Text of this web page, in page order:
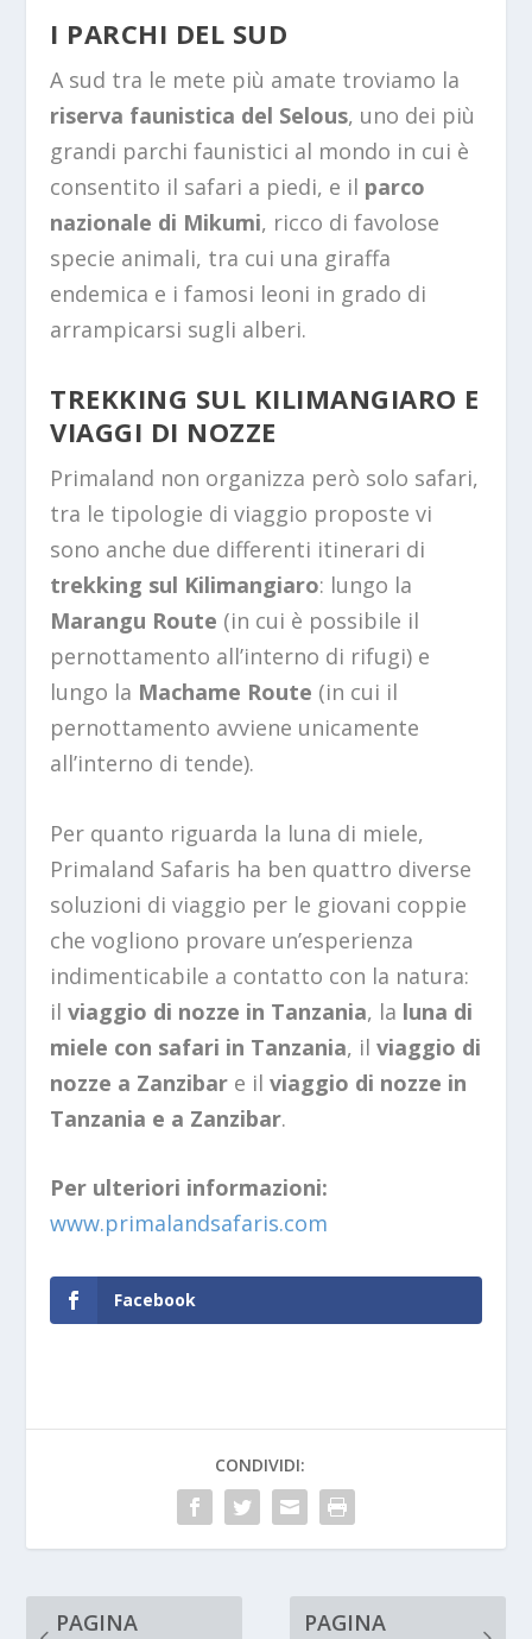
I PARCHI DEL SUD
A sud tra le mete più amate troviamo la
riserva faunistica del Selous, uno dei più
grandi parchi faunistici al mondo in cui è
consentito il safari a piedi, e il parco
nazionale di Mikumi, ricco di favolose
specie animali, tra cui una giraffa
endemica e i famosi leoni in grado di
arrampicarsi sugli alberi.
TREKKING SUL KILIMANGIARO E
VIAGGI DI NOZZE
Primaland non organizza però solo safari,
tra le tipologie di viaggio proposte vi
sono anche due differenti itinerari di
trekking sul Kilimangiaro: lungo la
Marangu Route (in cui è possibile il
pernottamento all’interno di rifugi) e
lungo la Machame Route (in cui il
pernottamento avviene unicamente
all’interno di tende).
Per quanto riguarda la luna di miele,
Primaland Safaris ha ben quattro diverse
soluzioni di viaggio per le giovani coppie
che vogliono provare un’esperienza
indimenticabile a contatto con la natura:
ilviaggio di nozze in Tanzania, la luna di
miele con safari in Tanzania, ilviaggio di
nozze a Zanzibar e ilviaggio di nozze in
Tanzania e a Zanzibar.
Per ulteriori informazioni:
www.primalandsafaris.com
Facebook
CONDIVIDI:
PAGINA
PAGINA